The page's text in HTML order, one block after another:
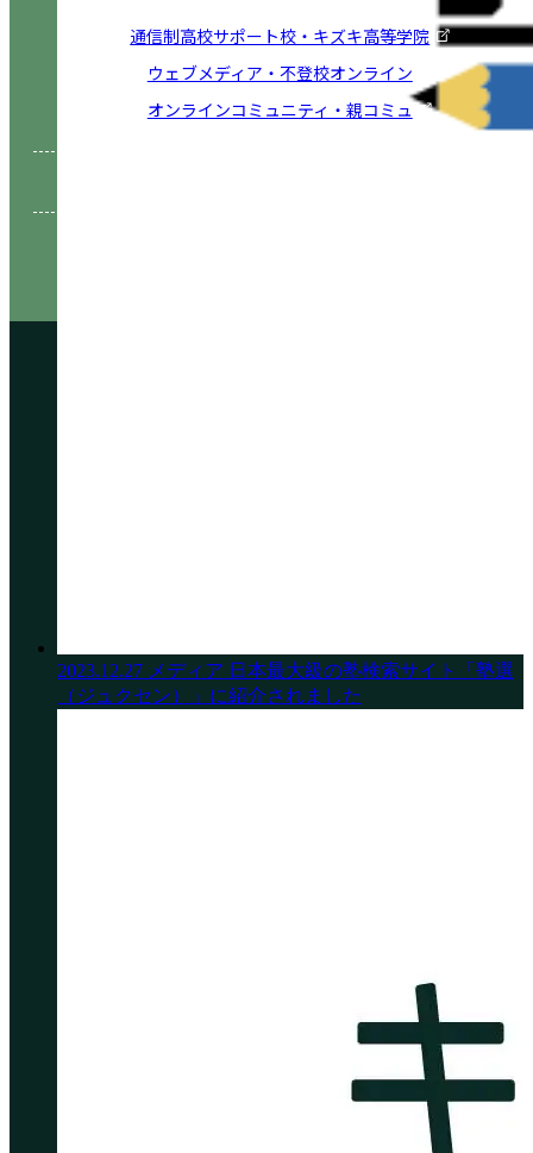
通信制高校サポート校・キズキ高等学院
ウェブメディア・不登校オンライン
オンラインコミュニティ・親コミュ
2023.12.27 メディア 日本最大級の塾検索サイト「塾選
（ジュクセン）」に紹介されました